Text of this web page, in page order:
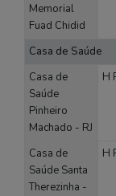
Memorial
Fuad Chidid
Casa de Saúde
Casa de
Saúde
Pinheiro
Machado - RJ
H
Casa de
Saúde Santa
Therezinha -
H